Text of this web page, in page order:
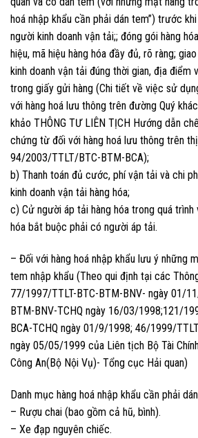
hoá nhập khẩu cần phải dán tem”) trước
người kinh doanh vận tải;; đóng gói hàng
hiệu, mã hiệu hàng hóa đầy đủ, rõ ràng;
kinh doanh vận tải đúng thời gian, địa điểm
trong giấy gửi hàng (Chi tiết về việc sử
với hàng hoá lưu thông trên đường Quý
khảo THÔNG TƯ LIÊN TỊCH Hướng dẫn
chứng từ đối với hàng hoá lưu thông trên
94/2003/TTLT/BTC-BTM-BCA);
b) Thanh toán đủ cước, phí vận tải và chi
kinh doanh vận tải hàng hóa;
c) Cử người áp tải hàng hóa trong quá
hóa bắt buộc phải có người áp tải.
– Đối với hàng hoá nhập khẩu lưu ý những
tem nhập khẩu (Theo qui định tại các
77/1997/TTLT-BTC-BTM-BNV- ngày 01/
BTM-BNV-TCHQ ngày 16/03/1998;121/
BCA-TCHQ ngày 01/9/1998; 46/1999/
ngày 05/05/1999 của Liên tịch Bộ Tài
Công An(Bộ Nội Vụ)- Tổng cục Hải quan)
Danh mục hàng hoá nhập khẩu cần phải
– Rượu chai (bao gồm cả hũ, bình).
– Xe đạp nguyên chiếc.